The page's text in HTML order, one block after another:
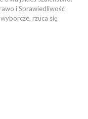
i Sprawiedliwość
rzuca się